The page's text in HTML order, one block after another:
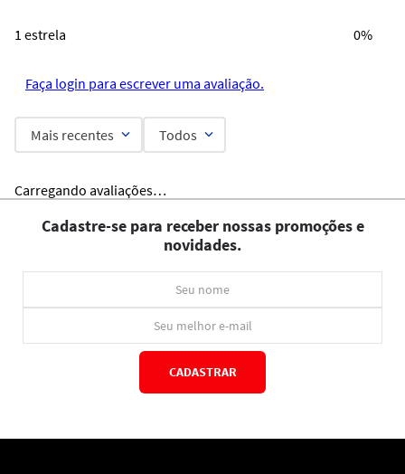
1 estrela 0%
Faça login para escrever uma avaliação.
Mais recentes Todos
Carregando avaliações…
Cadastre-se para receber nossas promoções e
novidades.
CADASTRAR